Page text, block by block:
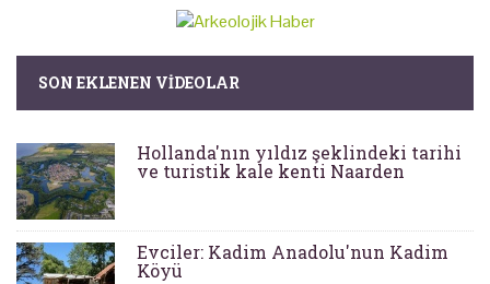
SON EKLENEN VIDEOLAR
Hollanda'nın yıldız şeklindeki tarihi
ve turistik kale kenti Naarden
Evciler: Kadim Anadolu'nun Kadim
Köyü